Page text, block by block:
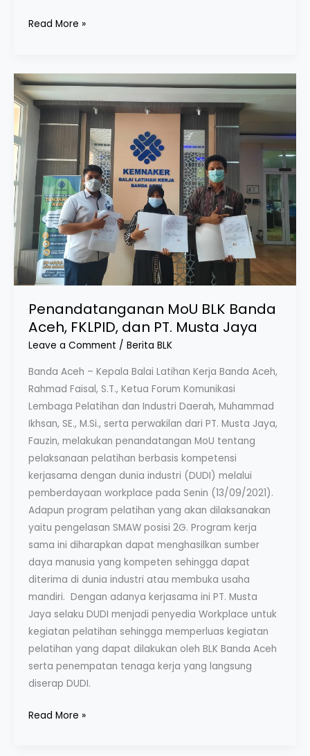
Read More »
Penandatanganan MoU BLK Banda
Aceh, FKLPID, dan PT. Musta Jaya
Leave a Comment / Berita BLK
Banda Aceh – Kepala Balai Latihan Kerja Banda Aceh,
Rahmad Faisal, S.T., Ketua Forum Komunikasi
Lembaga Pelatihan dan Industri Daerah, Muhammad
Ikhsan, SE., M.Si., serta perwakilan dari PT. Musta Jaya,
Fauzin, melakukan penandatangan MoU tentang
pelaksanaan pelatihan berbasis kompetensi
kerjasama dengan dunia industri (DUDI) melalui
pemberdayaan workplace pada Senin (13/09/2021).
Adapun program pelatihan yang akan dilaksanakan
yaitu pengelasan SMAW posisi 2G. Program kerja
sama ini diharapkan dapat menghasilkan sumber
daya manusia yang kompeten sehingga dapat
diterima di dunia industri atau membuka usaha
mandiri. Dengan adanya kerjasama ini PT. Musta
Jaya selaku DUDI menjadi penyedia Workplace untuk
kegiatan pelatihan sehingga memperluas kegiatan
pelatihan yang dapat dilakukan oleh BLK Banda Aceh
serta penempatan tenaga kerja yang langsung
diserap DUDI.
Penandatanganan
MoU
BLK
Banda
Aceh,
FKLPID,
dan
PT.
Musta
Jaya
Read More »